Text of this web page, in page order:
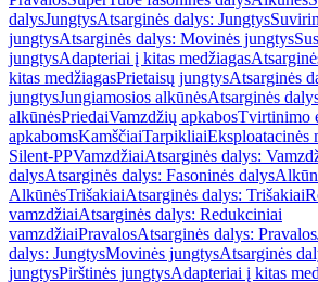
dalysJungtysAtsarginės dalys: Jungtys
jungtysAtsarginės dalys: Movinės jungtys
jungtysAdapteriai į kitas medžiagas
kitas medžiagasPrietaisų jungtysAtsarginės
jungtysJungiamosios alkūnėsAtsarginės
alkūnėsPriedaiVamzdžių apkabosTvirtinimo
apkabomsKamščiaiTarpikliaiEksploatacinės
Silent-PPVamzdžiaiAtsarginės dalys:
dalysAtsarginės dalys: Fasoninės dalys
AlkūnėsTrišakiaiAtsarginės dalys: Trišakiai
vamzdžiaiAtsarginės dalys: Redukciniai
vamzdžiaiPravalosAtsarginės dalys: Pravalos
dalys: JungtysMovinės jungtysAtsarginės
jungtysPirštinės jungtysAdapteriai į kitas